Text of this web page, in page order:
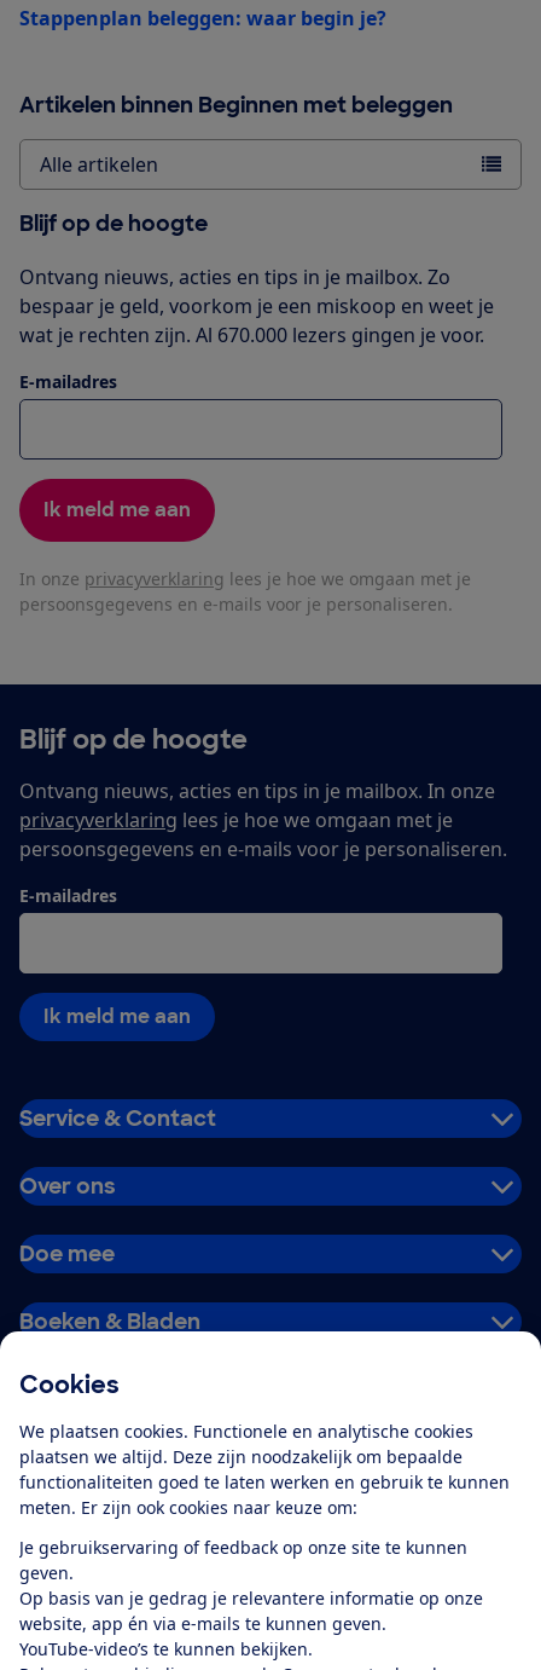
Cookies
We plaatsen cookies. Functionele en analytische cookies
plaatsen we altijd. Deze zijn noodzakelijk om bepaalde
functionaliteiten goed te laten werken en gebruik te kunnen
meten. Er zijn ook cookies naar keuze om:
Je gebruikservaring of feedback op onze site te kunnen
geven.
Op basis van je gedrag je relevantere informatie op onze
website, app én via e-mails te kunnen geven.
YouTube-video’s te kunnen bekijken.
Stappenplan beleggen: waar begin je?
Artikelen binnen Beginnen met beleggen
Alle artikelen
Blijf op de hoogte
Ontvang nieuws, acties en tips in je mailbox. Zo
bespaar je geld, voorkom je een miskoop en weet je
wat je rechten zijn. Al 670.000 lezers gingen je voor.
E-mailadres
Ik meld me aan
In onze privacyverklaring lees je hoe we omgaan met je
persoonsgegevens en e-mails voor je personaliseren.
Blijf op de hoogte
Ontvang nieuws, acties en tips in je mailbox. In onze
privacyverklaring lees je hoe we omgaan met je
persoonsgegevens en e-mails voor je personaliseren.
E-mailadres
Ik meld me aan
Service & Contact
Over ons
Doe mee
Boeken & Bladen
Alles over de
app
Algemene Voorwaarden
Privacyverklaring
Cookiebeleid
Privacyvoorkeuren